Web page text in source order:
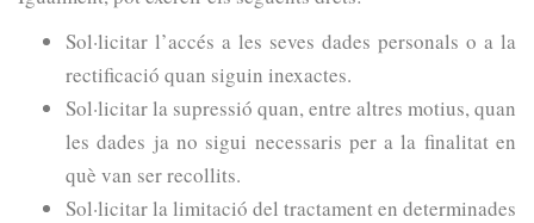
Sol·licitar l’accés a les seves dades personals o a la
rectificació quan siguin inexactes.
Sol·licitar la supressió quan, entre altres motius, quan
les dades ja no sigui necessaris per a la finalitat en
què van ser recollits.
Sol·licitar la limitació del tractament en determinades